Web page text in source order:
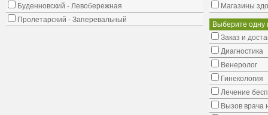
Буденновский - Левобережная
Пролетарский - Заперевальный
Магазины
Выберите одну
Заказ и
Диагностика
Венеролог
Гинекология
Лечение
Вызов врача